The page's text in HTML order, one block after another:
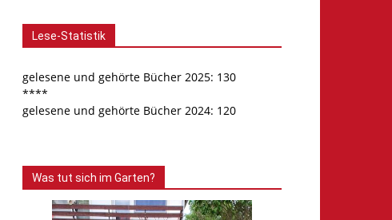
Lese-Statistik
gelesene und gehörte Bücher 2025: 130
****
gelesene und gehörte Bücher 2024: 120
Was tut sich im Garten?